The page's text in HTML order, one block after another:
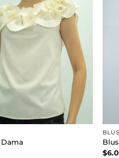
Añadir
a la
lista de
deseos
$